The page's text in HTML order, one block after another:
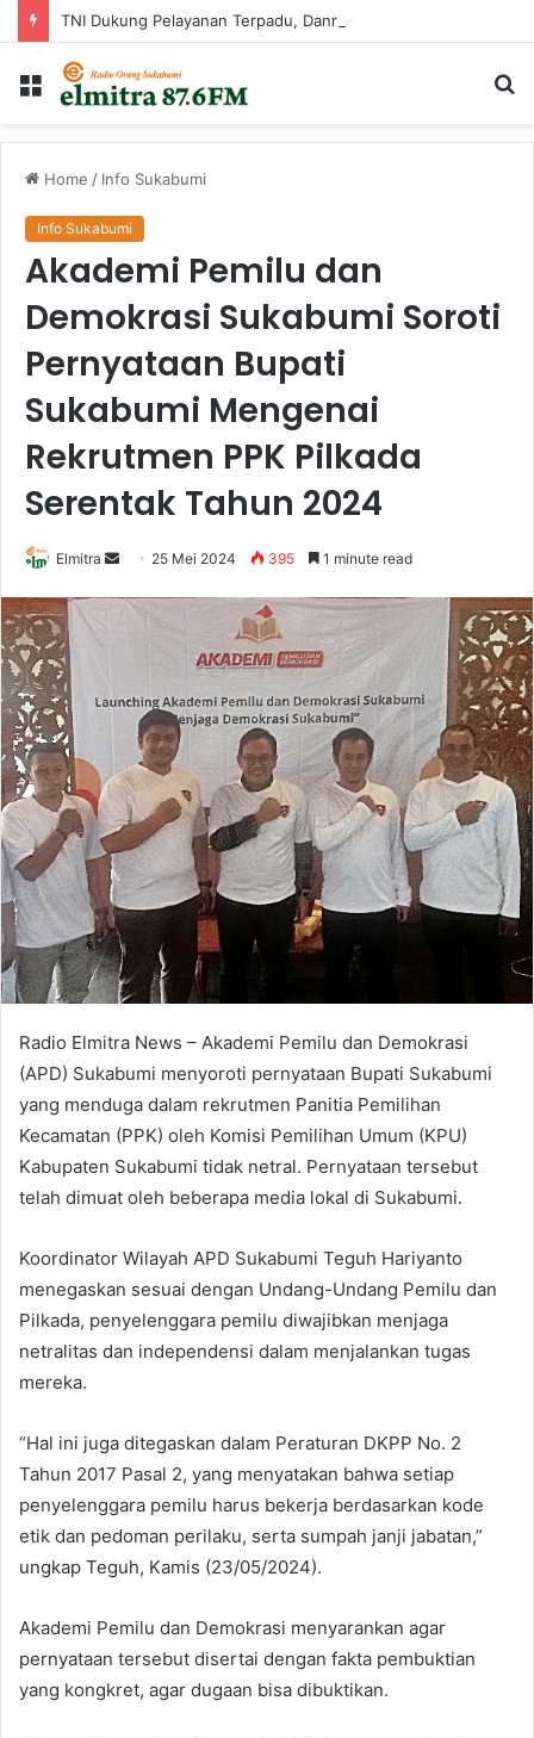
Menu
Home / Info Sukabumi
Info Sukabumi
Akademi Pemilu dan
Demokrasi Sukabumi Soroti
Pernyataan Bupati
Sukabumi Mengenai
Rekrutmen PPK Pilkada
Serentak Tahun 2024
Elmitra
Send
email
25 Mei 2024 395 1 minute read
Radio Elmitra News – Akademi Pemilu dan Demokrasi
(APD) Sukabumi menyoroti pernyataan Bupati Sukabumi
yang menduga dalam rekrutmen Panitia Pemilihan
Kecamatan (PPK) oleh Komisi Pemilihan Umum (KPU)
Kabupaten Sukabumi tidak netral. Pernyataan tersebut
telah dimuat oleh beberapa media lokal di Sukabumi.
Koordinator Wilayah APD Sukabumi Teguh Hariyanto
menegaskan sesuai dengan Undang-Undang Pemilu dan
Pilkada, penyelenggara pemilu diwajibkan menjaga
netralitas dan independensi dalam menjalankan tugas
mereka.
“Hal ini juga ditegaskan dalam Peraturan DKPP No. 2
Tahun 2017 Pasal 2, yang menyatakan bahwa setiap
penyelenggara pemilu harus bekerja berdasarkan kode
etik dan pedoman perilaku, serta sumpah janji jabatan,”
ungkap Teguh, Kamis (23/05/2024).
Akademi Pemilu dan Demokrasi menyarankan agar
pernyataan tersebut disertai dengan fakta pembuktian
yang kongkret, agar dugaan bisa dibuktikan.